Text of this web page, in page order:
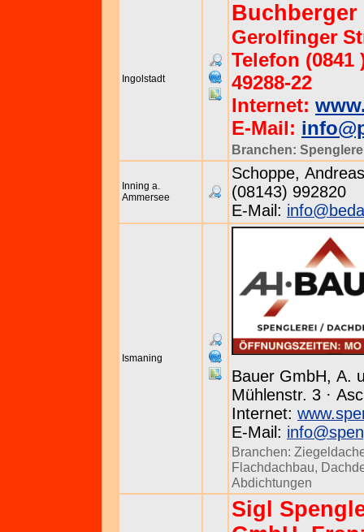
Ingolstadt
Buchberger
Gerolfinger
Telefon (0841
49288-22
Internet:
E-Mail:
Branchen:
Inning a.
Ammersee
Schoppe,
(08143) 992820
E-Mail:
Ismaning
Bauer GmbH, A.
Mühlenstr. 3 ·
Internet:
E-Mail:
Branchen:
Flachdachbau,
Abdichtungen
Sigl